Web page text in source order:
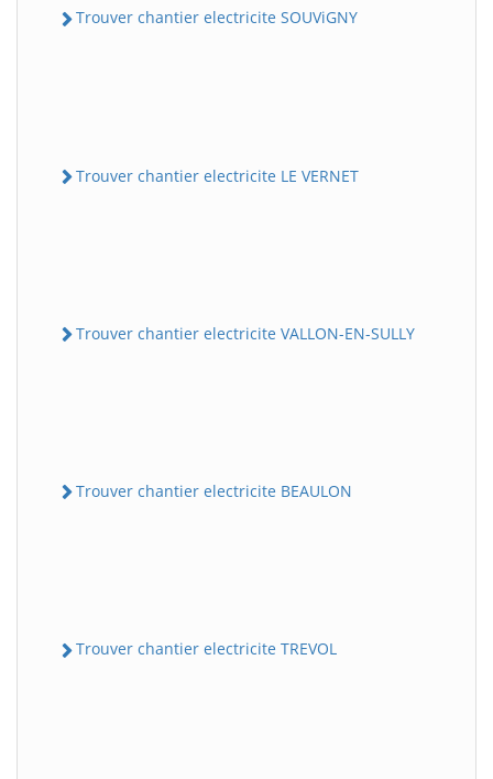
Trouver chantier electricite SOUViGNY
Trouver chantier electricite LE VERNET
Trouver chantier electricite VALLON-EN-SULLY
Trouver chantier electricite BEAULON
Trouver chantier electricite TREVOL